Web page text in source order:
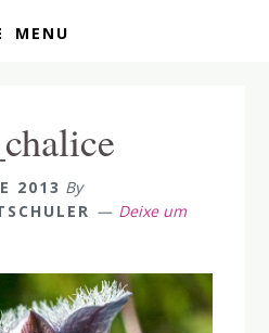
MENU
2013 By
Deixe um